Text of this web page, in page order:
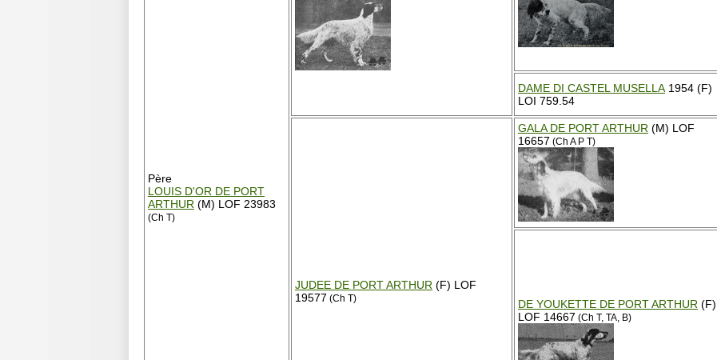
Père
LOUIS D'OR DE PORT
ARTHUR (M) LOF 23983
(Ch T)
DAME DI CASTEL MUSELLA 1954 (F)
LOI 759.54
JUDEE DE PORT ARTHUR (F) LOF
19577 (Ch T)
GALA DE PORT ARTHUR (M) LOF
16657 (Ch A P T)
DE YOUKETTE DE PORT ARTHUR (F)
LOF 14667 (Ch T, TA, B)